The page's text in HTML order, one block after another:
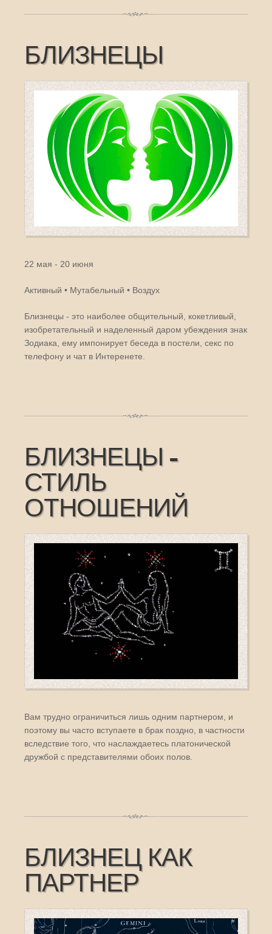
БЛИЗНЕЦЫ
22 мая - 20 июня
Активный • Мутабельный • Воздух
Близнецы - это наиболее общительный, кокетливый,
изобретательный и наделенный даром убеждения знак
Зодиака, ему импонирует беседа в постели, секс по
телефону и чат в Интеренете.
БЛИЗНЕЦЫ -
СТИЛЬ
ОТНОШЕНИЙ
Вам трудно ограничиться лишь одним партнером, и
поэтому вы часто вступаете в брак поздно, в частности
вследствие того, что наслаждаетесь платонической
дружбой с представителями обоих полов.
БЛИЗНЕЦ КАК
ПАРТНЕР